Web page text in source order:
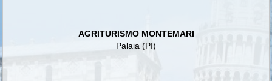
AGRITURISMO MONTEMARI
Palaia (PI)